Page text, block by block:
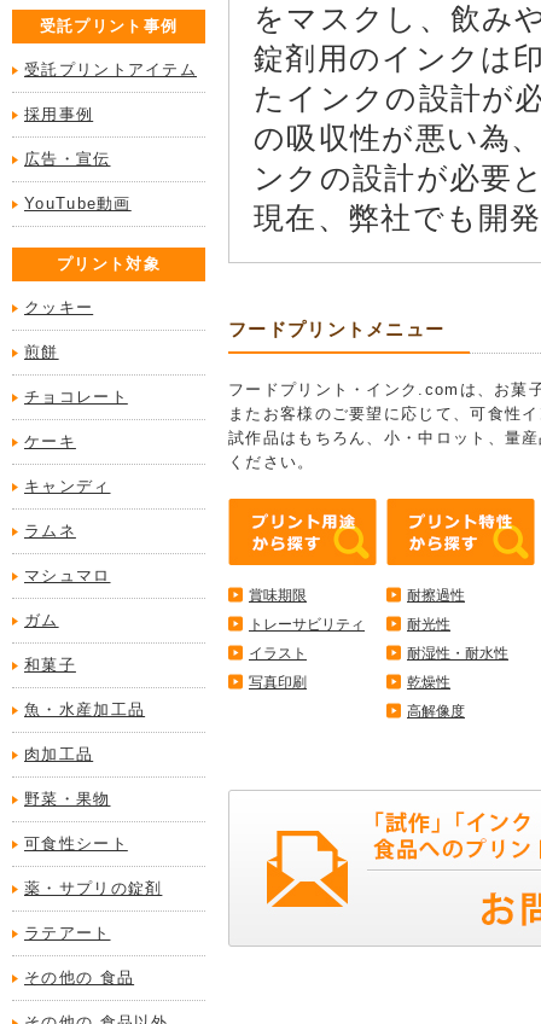
受託プリント事例
受託プリントアイテム
採用事例
広告・宣伝
YouTube動画
プリント対象
クッキー
煎餅
チョコレート
ケーキ
キャンディ
ラムネ
マシュマロ
ガム
和菓子
魚・水産加工品
肉加工品
野菜・果物
可食性シート
薬・サプリの錠剤
ラテアート
その他の 食品
をマスクし、飲み
錠剤用のインクは
たインクの設計が
の吸収性が悪い為
ンクの設計が必要
現在、弊社でも開
フードプリントメニュー
フードプリント・インク.comは、お菓
またお客様のご要望に応じて、可食性
試作品はもちろん、小・中ロット、量
ください。
賞味期限
トレーサビリティ
イラスト
写真印刷
耐擦過性
耐光性
耐湿性・耐水性
乾燥性
高解像度